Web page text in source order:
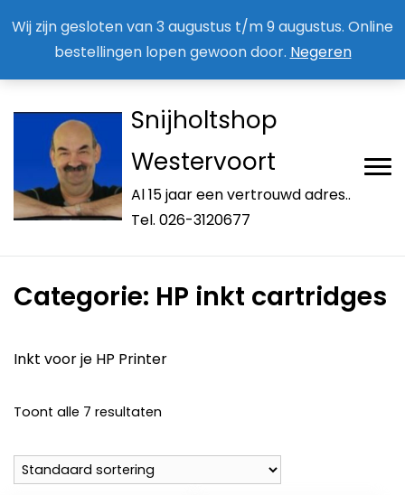
Wij zijn gesloten van 3 augustus t/m 9 augustus. Online
bestellingen lopen gewoon door. Negeren
Snijholtshop
Westervoort
Al 15 jaar een vertrouwd adres..
Tel. 026-3120677
Categorie: HP inkt cartridges
Inkt voor je HP Printer
Toont alle 7 resultaten